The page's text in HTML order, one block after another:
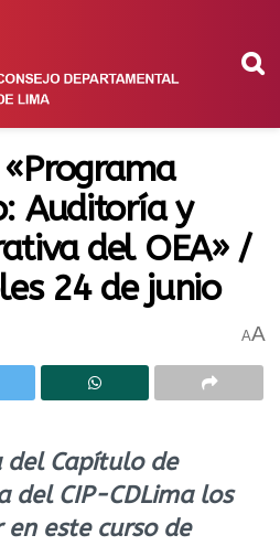
Auditoría y
del OEA» /
24 de junio
AA
del Capítulo de
del CIP-CDLima los
este curso de